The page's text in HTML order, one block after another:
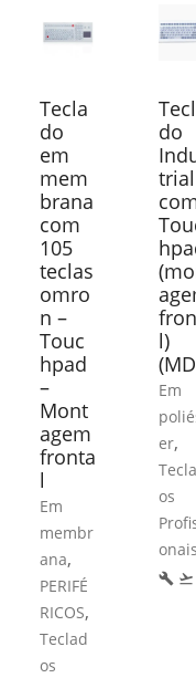
Tecla
do
em
mem
brana
com
105
teclas
omro
n –
Touc
hpad
–
Mont
agem
fronta
l
Em
membr
ana,
PERIFÉ
RICOS,
Teclad
os
do
trial
l)
Em
er,
os
onais
build flight_takeoff